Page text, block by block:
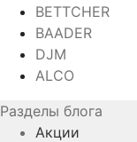
BETTCHER
BAADER
DJM
ALCO
Разделы блога
Акции